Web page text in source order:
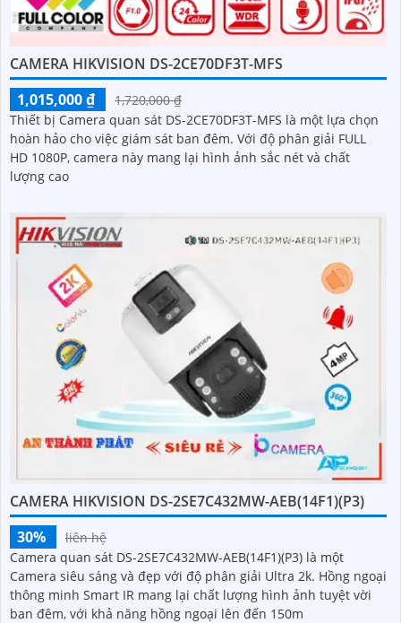
CAMERA HIKVISION DS-2CE70DF3T-MFS
1,015,000 ₫
1,720,000 ₫
Thiết bị Camera quan sát DS-2CE70DF3T-MFS là một lựa chọn
hoàn hảo cho việc giám sát ban đêm. Với độ phân giải FULL
HD 1080P, camera này mang lại hình ảnh sắc nét và chất
lượng cao
CAMERA HIKVISION DS-2SE7C432MW-AEB(14F1)(P3)
30%
liên hệ
Camera quan sát DS-2SE7C432MW-AEB(14F1)(P3) là một
Camera siêu sáng và đẹp với độ phân giải Ultra 2k. Hồng ngoại
thông minh Smart IR mang lại chất lượng hình ảnh tuyệt vời
ban đêm, với khả năng hồng ngoại lên đến 150m